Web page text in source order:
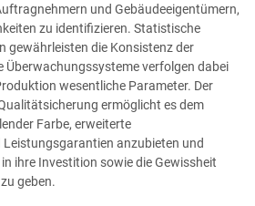
und Gebäudeeigentümern,
zu identifizieren. Statistische
gewährleisten die Konsistenz der
Überwachungssysteme verfolgen dabei
wesentliche Parameter. Der
ermöglicht es dem
Farbe, erweiterte
anzubieten und
ihre Investition sowie die Gewissheit
geben.